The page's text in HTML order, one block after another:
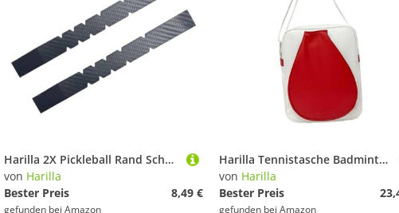
Harilla 2X Pickleball Rand Schutz Bänder Protector Zubehör Decor Aufkleber Paddel Bänder für Üben, 2.6 cm Breite
von Harilla
Bester Preis
8,49 €
gefunden bei Amazon
Harilla Tennistasche Badmintonschlägertasche Geräumig Mode Vielseitig Schultergurt Praktische Ausrüstung Reise Badminton Rucksack, Rot
von Harilla
Bester Preis
gefunden bei Amazon